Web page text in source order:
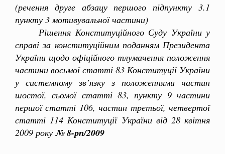
(речення друге абзацу першого підпункту 3.1
пункту 3 мотивувальної частини)
Рішення Конституційного Суду України у
справі за конституційним поданням Президента
України щодо офіційного тлумачення положення
частини восьмої статті 83 Конституції України
у системному зв’язку з положеннями частин
шостої, сьомої статті 83, пункту 9 частини
першої статті 106, частин третьої, четвертої
статті 114 Конституції України від 28 квітня
2009 року № 8-рп/2009